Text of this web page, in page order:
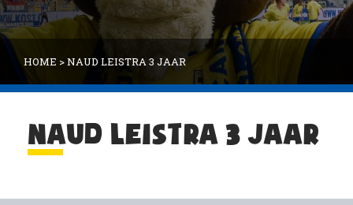
HOME >NAUD LEISTRA 3 JAAR
NAUD LEISTRA 3 JAAR